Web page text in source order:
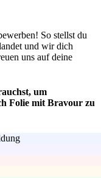
So stellst du
und wir dich
uns auf deine
um
Folie mit Bravour zu